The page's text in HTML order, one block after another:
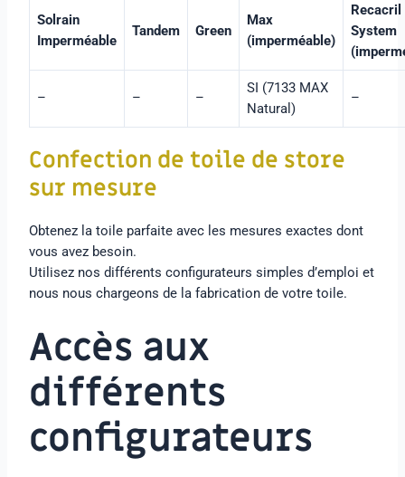
Solrain
Imperméable
Tandem Green
Max
(imperméable)
Recacril
System
– – –
SI (7133 MAX
Natural)
–
Confection de toile de store
sur mesure
Obtenez la toile parfaite avec les mesures exactes dont
vous avez besoin.
Utilisez nos différents configurateurs simples d’emploi et
nous nous chargeons de la fabrication de votre toile.
Accès aux
différents
configurateurs